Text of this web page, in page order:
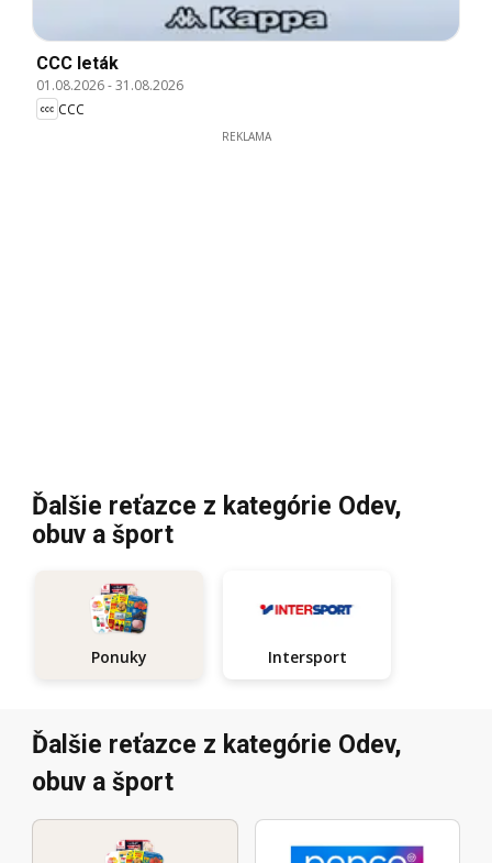
CCC leták
01.08.2026-31.08.2026
CCC
REKLAMA
Ďalšie reťazce z kategórie Odev,
obuv a šport
Ponuky Intersport
Ďalšie reťazce z kategórie Odev,
obuv a šport